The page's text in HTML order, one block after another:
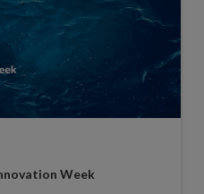
Week